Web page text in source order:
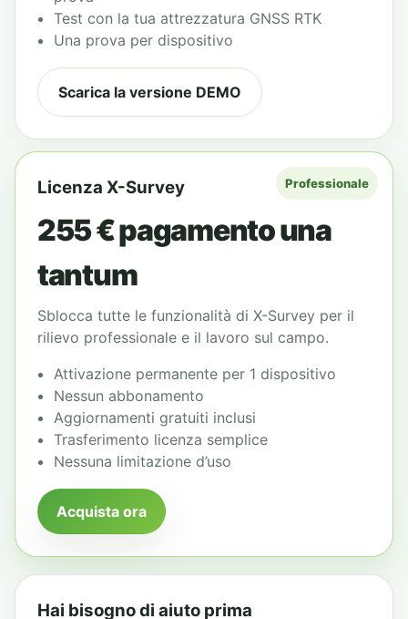
Test con la tua attrezzatura GNSS RTK
Una prova per dispositivo
Scarica la versione DEMO
Professionale
Licenza X-Survey
255 €pagamento una
tantum
Sblocca tutte le funzionalità di X-Survey per il
rilievo professionale e il lavoro sul campo.
Attivazione permanente per 1 dispositivo
Nessun abbonamento
Aggiornamenti gratuiti inclusi
Trasferimento licenza semplice
Nessuna limitazione d’uso
Acquista ora
Hai bisogno di aiuto prima